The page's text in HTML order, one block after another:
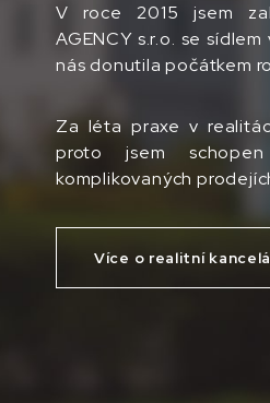
V roce 2015 jsem
AGENCY s.r.o. se
nás donutila počátkem
Za léta praxe v
proto jsem
komplikovaných
Více o realitní